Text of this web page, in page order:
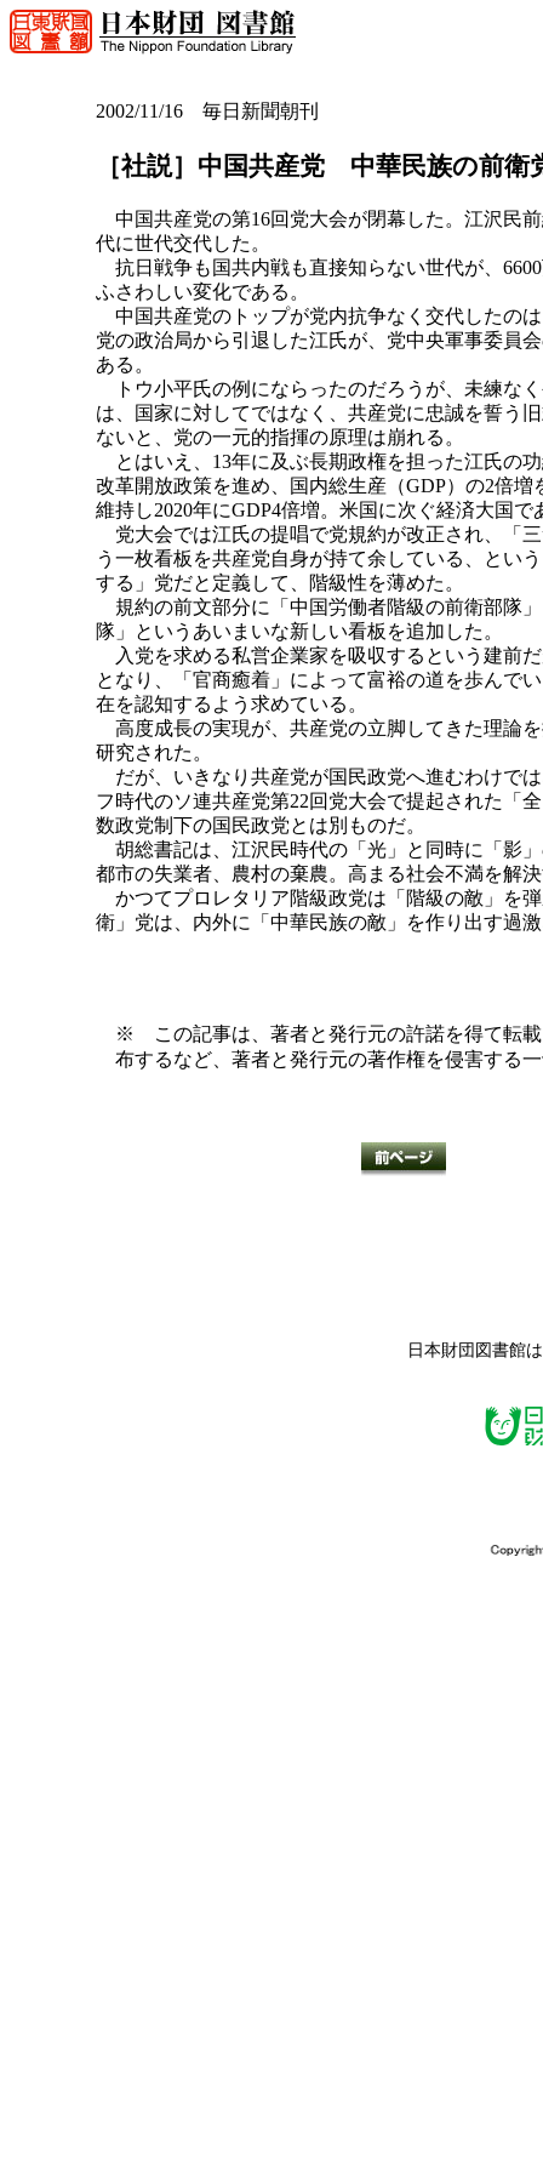
2002/11/16 毎日新聞朝刊
［社説］中国共産党 中華民族の前衛
中国共産党の第16回党大会が閉幕した。江沢民
代に世代交代した。
抗日戦争も国共内戦も直接知らない世代が、
ふさわしい変化である。
中国共産党のトップが党内抗争なく交代したの
党の政治局から引退した江氏が、党中央軍事委員
ある。
トウ小平氏の例にならったのだろうが、未練な
は、国家に対してではなく、共産党に忠誠を誓う
ないと、党の一元的指揮の原理は崩れる。
とはいえ、13年に及ぶ長期政権を担った江氏の
改革開放政策を進め、国内総生産（GDP）の2倍
維持し2020年にGDP4倍増。米国に次ぐ経済大国で
党大会では江氏の提唱で党規約が改正され、「
う一枚看板を共産党自身が持て余している、とい
する」党だと定義して、階級性を薄めた。
規約の前文部分に「中国労働者階級の前衛部隊
隊」というあいまいな新しい看板を追加した。
入党を求める私営企業家を吸収するという建前
となり、「官商癒着」によって富裕の道を歩んで
在を認知するよう求めている。
高度成長の実現が、共産党の立脚してきた理論
研究された。
だが、いきなり共産党が国民政党へ進むわけで
フ時代のソ連共産党第22回党大会で提起された「
数政党制下の国民政党とは別ものだ。
胡総書記は、江沢民時代の「光」と同時に「影
都市の失業者、農村の棄農。高まる社会不満を解
かつてプロレタリア階級政党は「階級の敵」を
衛」党は、内外に「中華民族の敵」を作り出す過
※ この記事は、著者と発行元の許諾を得て転
布するなど、著者と発行元の著作権を侵害する
日本財団図書館